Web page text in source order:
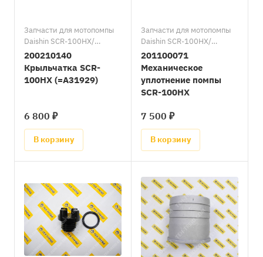
Запчасти для мотопомпы
Daishin SCR-100HX/
Запасные части к
мотопомпам Daishin
200210140
Крыльчатка SCR-
100HX (=A31929)
6 800 ₽
В корзину
Запчасти для мотопомпы
Daishin SCR-100HX/
Запасные части к
мотопомпам Daishin
201100071
Механическое
уплотнение помпы
SCR-100HX
7 500 ₽
В корзину